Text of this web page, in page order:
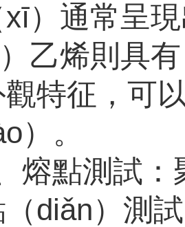
）通常呈
）乙烯則具
特征，可
）。
熔點測試
diǎn）測